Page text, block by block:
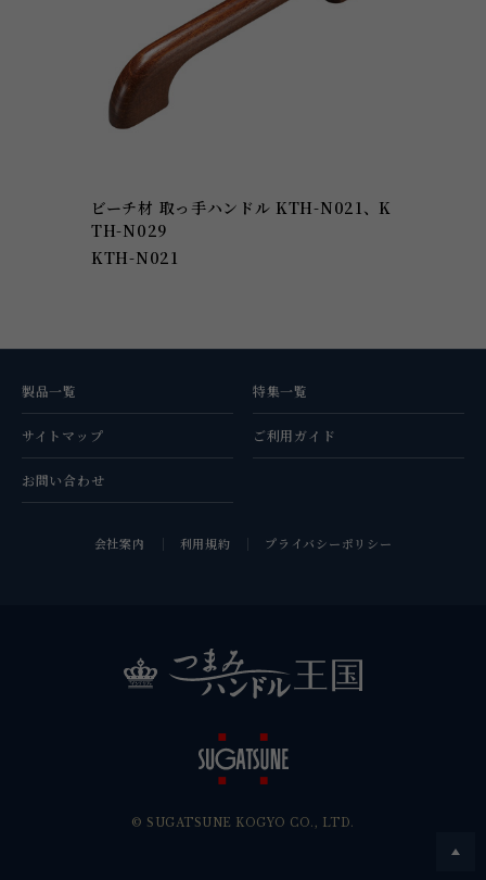
ビーチ材 取っ手ハンドル KTH-N021、K
TH-N029
KTH-N021
製品一覧 特集一覧
サイトマップ ご利用ガイド
お問い合わせ
会社案内 利用規約 プライバシーポリシー
© SUGATSUNE KOGYO CO., LTD.